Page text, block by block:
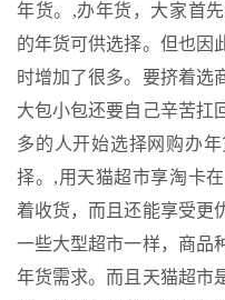
年货。,办年货，大家首
的年货可供选择。但也因
时增加了很多。要挤着选
大包小包还要自己辛苦扛
多的人开始选择网购办
择。,用天猫超市享淘卡
着收货，而且还能享受更
一些大型超市一样，商品
年货需求。而且天猫超市